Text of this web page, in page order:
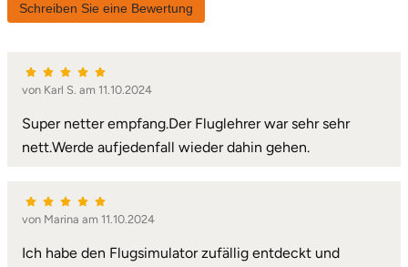
Schreiben Sie eine Bewertung
von Karl S. am 11.10.2024
Super netter empfang.Der Fluglehrer war sehr sehr
nett.Werde aufjedenfall wieder dahin gehen.
von Marina am 11.10.2024
Ich habe den Flugsimulator zufällig entdeckt und
Kronach
Kulmbach
Landkreis Rostock
Landshut
Langenselbold